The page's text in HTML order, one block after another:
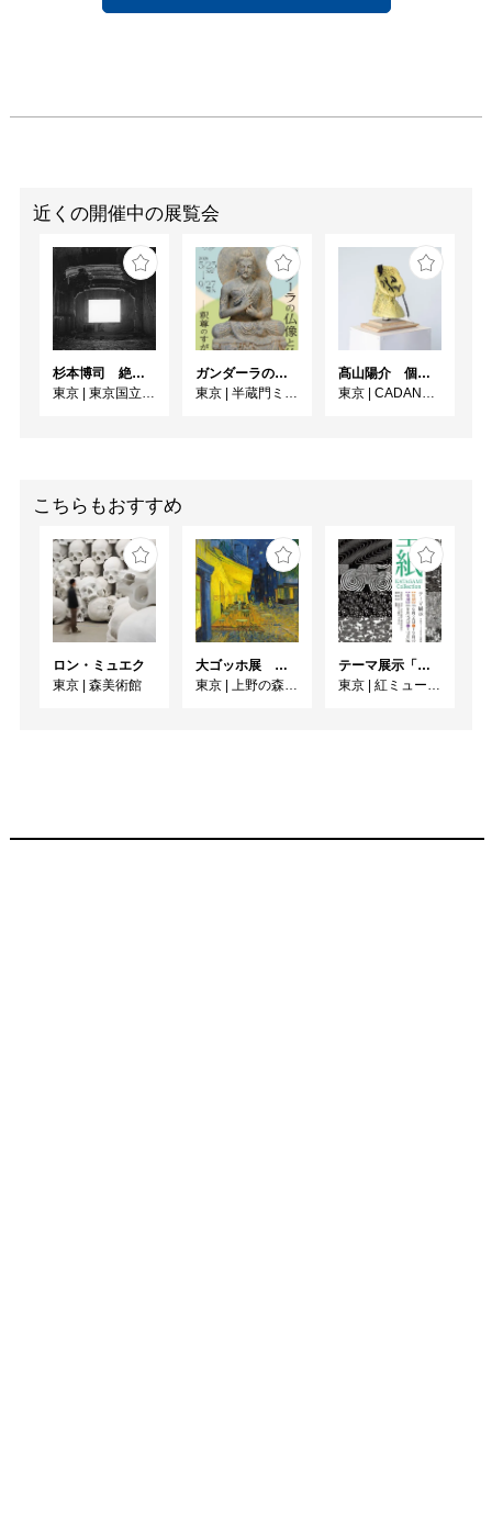
近くの開催中の展覧会
杉本博司 絶滅写真
東京
東京国立近代美術館
ガンダーラの仏像と仏伝ー釈尊のすがたー
東京
半蔵門ミュージアム
髙山陽介 個展 「昨日または今日あるいは明日」
東京
CADAN大手町
こちらもおすすめ
ロン・ミュエク
東京
森美術館
大ゴッホ展 夜のカフェテラス
東京
上野の森美術館
テーマ展示「型紙 KATAGAMI Collection」
東京
紅ミュージアム